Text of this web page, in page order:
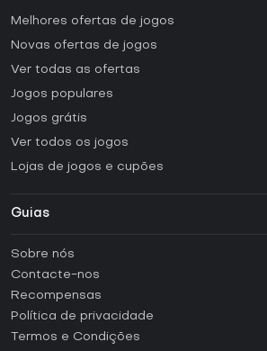
Melhores ofertas de jogos
Novas ofertas de jogos
Ver todas as ofertas
Jogos populares
Jogos grátis
Ver todos os jogos
Lojas de jogos e cupões
Guias
Como ativar uma CD Key Steam?
Como ativar uma CD Key Epic Games?
Como ativar uma CD Key GOG?
Sobre nós
Contacte-nos
Recompensas
Política de privacidade
Termos e Condições